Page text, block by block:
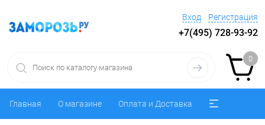
Вход Регистрация
+7(495) 728-93-92
0
Главная О магазине Оплата и Доставка